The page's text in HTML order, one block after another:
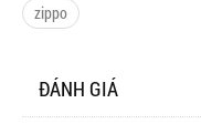
zippo
ĐÁNH GIÁ